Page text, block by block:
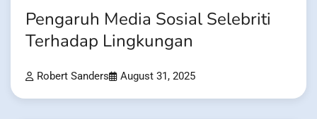
Pengaruh Media Sosial Selebriti
Terhadap Lingkungan
Robert Sanders August 31, 2025